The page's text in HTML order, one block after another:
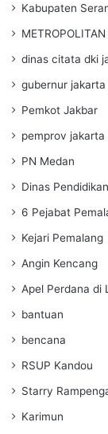
Kabupaten
METROPOLITAN
dinas citata dki
gubernur jakarta
Pemkot Jakbar
pemprov jakarta
PN Medan
Dinas Pendidikan
6 Pejabat
Kejari Pemalang
Angin Kencang
Apel Perdana di
bantuan
bencana
RSUP Kandou
Starry
Karimun